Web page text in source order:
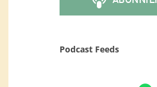
Podcast Feeds